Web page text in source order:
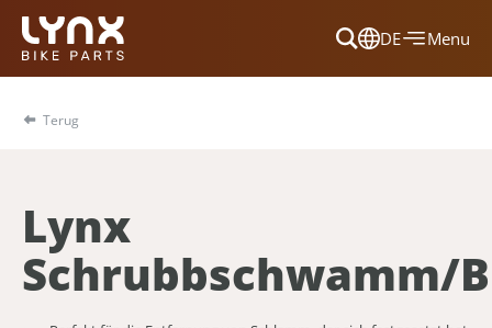
DE
Dansk
Menu
Terug
Lynx
Schrubbschwamm/